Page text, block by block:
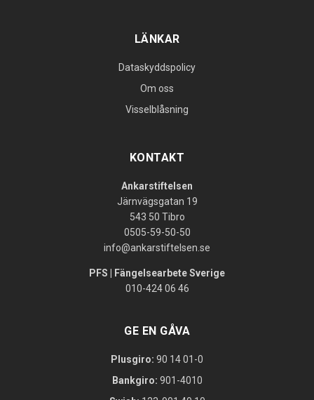
LÄNKAR
Dataskyddspolicy
Om oss
Visselblåsning
KONTAKT
Ankarstiftelsen
Järnvägsgatan 19
543 50 Tibro
0505-59-50-50
info@ankarstiftelsen.se
PFS | Fängelsearbete Sverige
010-424 06 46
GE EN GÅVA
Plusgiro: 90 14 01-0
Bankgiro: 901-4010